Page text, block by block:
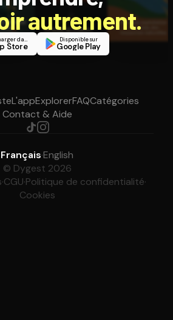
autrement.
Télécharger dans
Store
Disponible sur
Google Play
L'appExplorerFAQCatégories
Contact & Aide
Français·English
© Dygest 2026
·CGU·Politique de confidentialité·
Cookies